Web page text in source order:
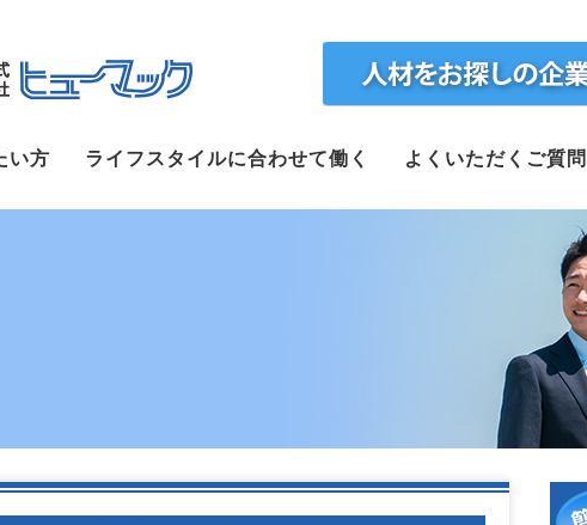
企業案内
webで仮登録
い方 ライフスタイルに合わせて働く よくいただくご質問